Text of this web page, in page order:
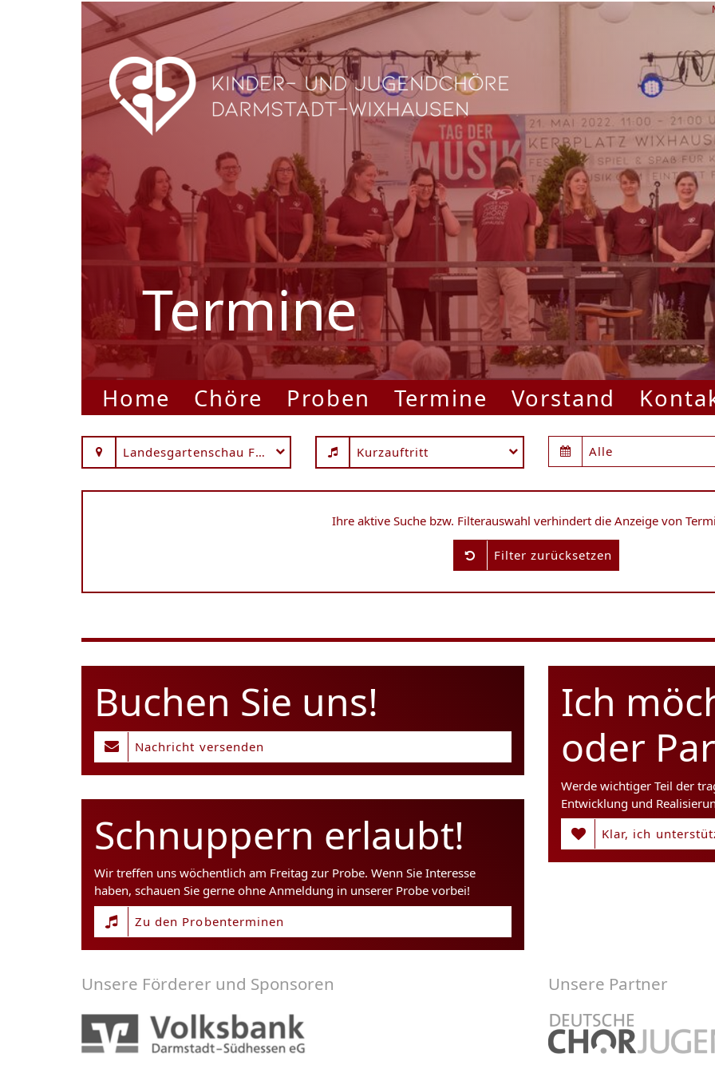
Termine
Home Chöre Proben Termine Vorstand
Landesgartenschau Fulda Kurzauftritt Alle
Ihre aktive Suche bzw. Filterauswahl verhindert die Anzeige von
Filter zurücksetzen
Buchen Sie uns!
Nachricht versenden
Schnuppern erlaubt!
Wir treffen uns wöchentlich am Freitag zur Probe. Wenn Sie Interesse
haben, schauen Sie gerne ohne Anmeldung in unserer Probe vorbei!
Zu den Probenterminen
Ich
oder
Werde wichtiger Teil der
Entwicklung und
Klar, ich
Unsere Förderer und Sponsoren Unsere Partner